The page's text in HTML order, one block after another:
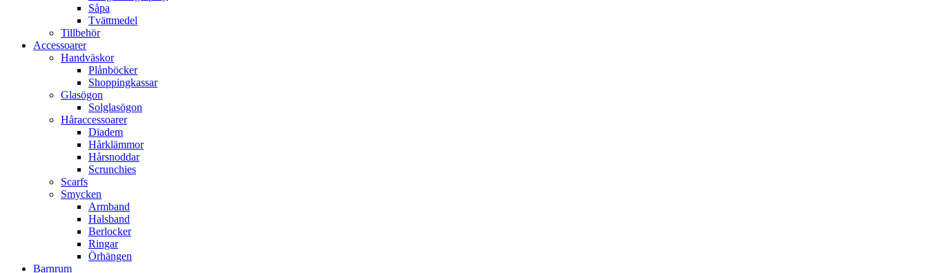
Såpa
Tvättmedel
Tillbehör
Accessoarer
Handväskor
Plånböcker
Shoppingkassar
Glasögon
Solglasögon
Håraccessoarer
Diadem
Hårklämmor
Hårsnoddar
Scrunchies
Scarfs
Smycken
Armband
Halsband
Berlocker
Ringar
Örhängen
Barnrum